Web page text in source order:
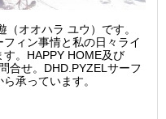
オオハラ ユウ）です。
ィン事情と私の日々ライ
。HAPPY HOME及び
合せ。DHD.PYZELサーフ
承っています。